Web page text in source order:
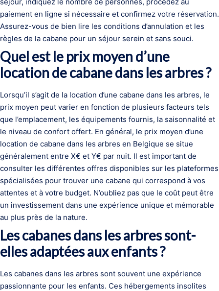
paiement en ligne si nécessaire et confirmez votre réservation.
Assurez-vous de bien lire les conditions d’annulation et les
règles de la cabane pour un séjour serein et sans souci.
Quel est le prix moyen d’une
location de cabane dans les arbres ?
Lorsqu’il s’agit de la location d’une cabane dans les arbres, le
prix moyen peut varier en fonction de plusieurs facteurs tels
que l’emplacement, les équipements fournis, la saisonnalité et
le niveau de confort offert. En général, le prix moyen d’une
location de cabane dans les arbres en Belgique se situe
généralement entre X€ et Y€ par nuit. Il est important de
consulter les différentes offres disponibles sur les plateformes
spécialisées pour trouver une cabane qui correspond à vos
attentes et à votre budget. N’oubliez pas que le coût peut être
un investissement dans une expérience unique et mémorable
au plus près de la nature.
Les cabanes dans les arbres sont-
elles adaptées aux enfants ?
Les cabanes dans les arbres sont souvent une expérience
passionnante pour les enfants. Ces hébergements insolites